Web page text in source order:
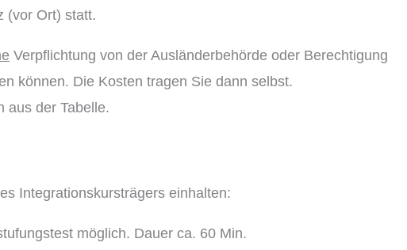
(vor Ort) statt.
Verpflichtung von der Ausländerbehörde oder Berechtigung
können. Die Kosten tragen Sie dann selbst.
aus der Tabelle.
Integrationskursträgers einhalten:
möglich. Dauer ca. 60 Min.